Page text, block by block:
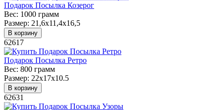
Подарок Посылка Козерог
Вес: 1000 грамм
Размер: 21,6x11,4x16,5
В корзину
62617
Подарок Посылка Ретро
Вес: 800 грамм
Размер: 22х17х10.5
В корзину
62631